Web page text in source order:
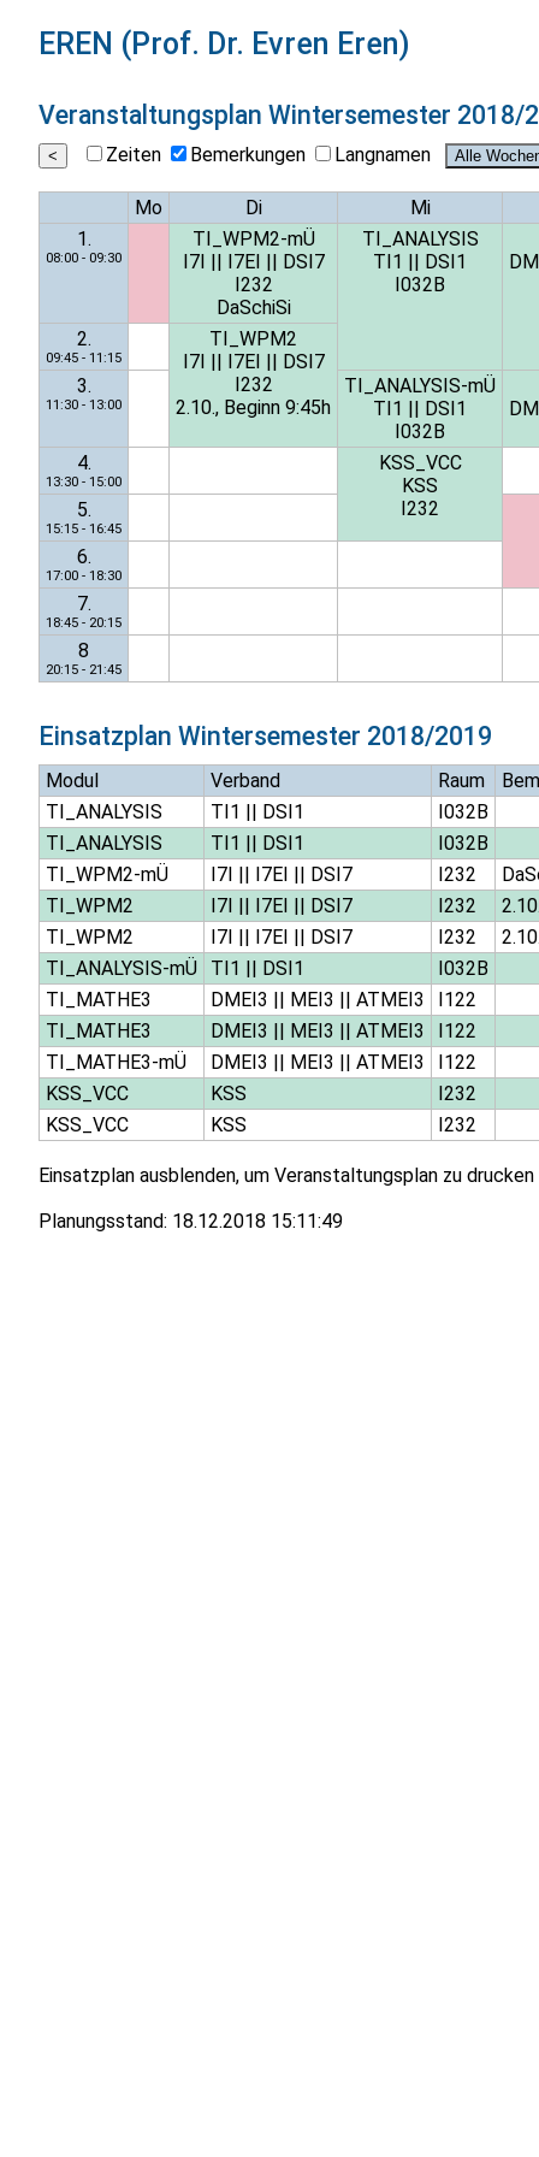
EREN (Prof. Dr. Evren Eren)
Veranstaltungsplan Wintersemester 2018/
Zeiten Bemerkungen Langnamen
Mo Di
Mi
1.
08:00 - 09:30
TI_WPM2-mÜ
I7I
I7EI
DSI7
I232
DaSchiSi
TI_ANALYSIS
TI1
DSI1
I032B
2.
09:45 - 11:15
TI_WPM2
I7I
I7EI
DSI7
I232
2.10., Beginn 9:45h
3.
11:30 - 13:00
TI_ANALYSIS-mÜ
TI1
DSI1
I032B
4.
13:30 - 15:00
KSS_VCC
KSS
I232
5.
15:15 - 16:45
6.
17:00 - 18:30
7.
18:45 - 20:15
8
20:15 - 21:45
Einsatzplan Wintersemester 2018/2019
Modul Verband Raum
TI_ANALYSIS
TI1 || DSI1
I032B
TI_ANALYSIS
TI1 || DSI1
I032B
TI_WPM2-mÜ
I7I || I7EI || DSI7 I232
TI_WPM2
I7I || I7EI || DSI7 I232
TI_WPM2
I7I || I7EI || DSI7 I232
TI_ANALYSIS-mÜ
TI1 || DSI1
I032B
TI_MATHE3
DMEI3 || MEI3 || ATMEI3
I122
TI_MATHE3
DMEI3 || MEI3 || ATMEI3
I122
TI_MATHE3-mÜ
DMEI3 || MEI3 || ATMEI3
I122
KSS_VCC
KSS
I232
KSS_VCC
KSS I232
Einsatzplan ausblenden, um Veranstaltungsplan zu drucken
Planungsstand: 18.12.2018 15:11:49